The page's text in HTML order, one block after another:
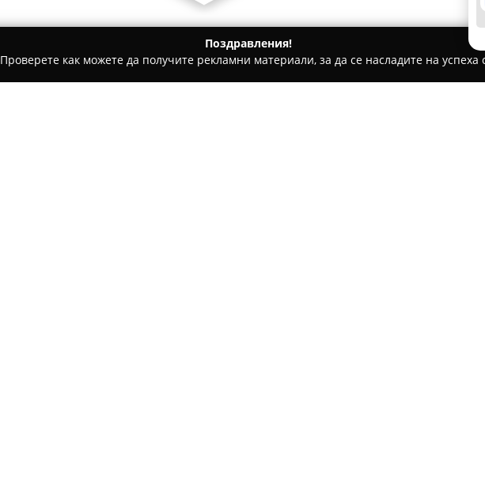
Поздравления!
Проверете как можете да получите рекламни материали, за да се насладите на успеха